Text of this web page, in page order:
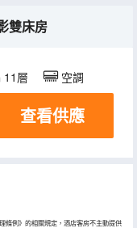
雙床房
11層 空調
查看供應
條例》的相關規定，酒店客房不主動提供